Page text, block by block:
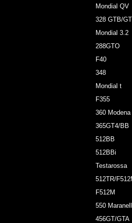
Mondial QV
328 GTB/
Mondial 3.2
288GTO
F40
348
Mondial t
F355
360 Modena
365GT4/BB
512BB
512BBi
Testarossa
512TR/
F512M
550
456GT/GTA